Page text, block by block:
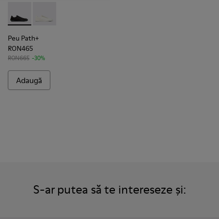
Peu Path+ - K101100-002 - Sneakerși din piele negri pentru
Peu Path+ - K101100-001 - Pantofi sport albi și bej
Peu Path+
RON465
RON665 -30%
Adaugă
S-ar putea să te intereseze și: